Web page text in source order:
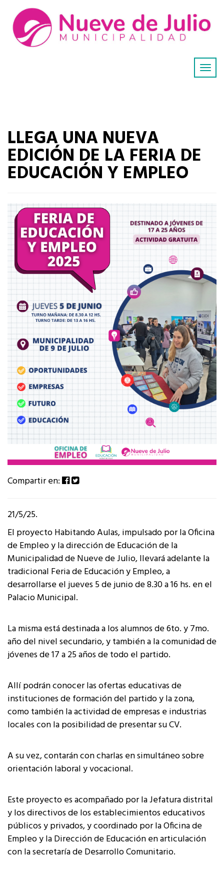
LLEGA UNA NUEVA
EDICIÓN DE LA FERIA DE
EDUCACIÓN Y EMPLEO
Compartir en:
21/5/25.
El proyecto Habitando Aulas, impulsado por la Oficina
de Empleo y la dirección de Educación de la
Municipalidad de Nueve de Julio, llevará adelante la
tradicional Feria de Educación y Empleo, a
desarrollarse el jueves 5 de junio de 8.30 a 16 hs. en el
Palacio Municipal.
La misma está destinada a los alumnos de 6to. y 7mo.
año del nivel secundario, y también a la comunidad de
jóvenes de 17 a 25 años de todo el partido.
Allí podrán conocer las ofertas educativas de
instituciones de formación del partido y la zona,
como también la actividad de empresas e industrias
locales con la posibilidad de presentar su CV.
A su vez, contarán con charlas en simultáneo sobre
orientación laboral y vocacional.
Este proyecto es acompañado por la Jefatura distrital
y los directivos de los establecimientos educativos
públicos y privados, y coordinado por la Oficina de
Empleo y la Dirección de Educación en articulación
con la secretaría de Desarrollo Comunitario.